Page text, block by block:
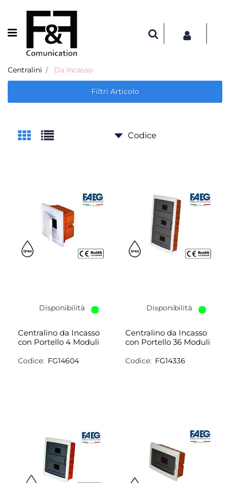
Open menu
Centralini Da Incasso
Filtri Articolo
Disponibilità
Centralino da Incasso
con Portello 4 Moduli
Codice: FG14604
Disponibilità
Centralino da Incasso
con Portello 36 Moduli
Codice: FG14336